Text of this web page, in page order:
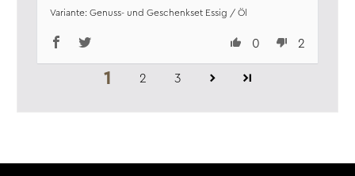
0 2
Genuss- und Geschenkset Essig / Öl
1 2 3